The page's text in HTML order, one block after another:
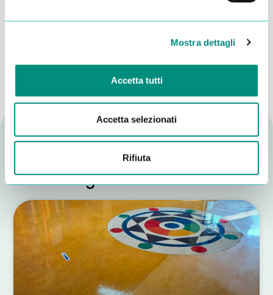
Mostra dettagli
Accetta tutti
Accetta selezionati
Rifiuta
Altri consigli utili